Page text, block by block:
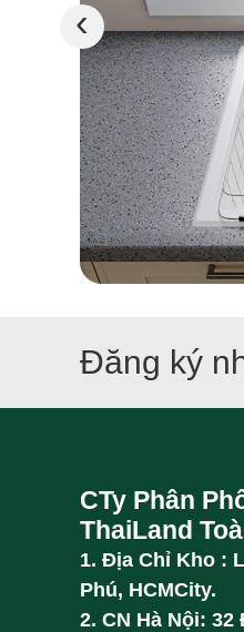
‹
Đăng ký
CTy Phân
ThaiLand
1. Địa Chỉ Kho :
Phú, HCMCity.
2. CN Hà Nội: 32